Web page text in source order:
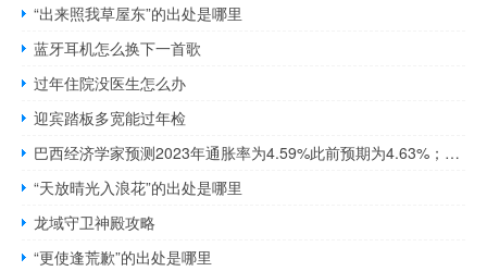
“出来照我草屋东”的出处是哪里
蓝牙耳机怎么换下一首歌
过年住院没医生怎么办
迎宾踏板多宽能过年检
巴西经济学家预测2023年通胀率为4.59%此前预期为4.63%；2024年通胀率为3.92此前预期为3.91
“天放晴光入浪花”的出处是哪里
龙域守卫神殿攻略
“更使逢荒歉”的出处是哪里